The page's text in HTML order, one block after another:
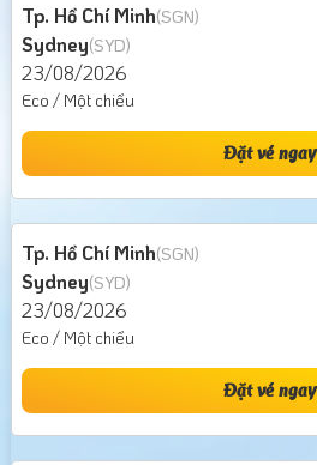
Tp. Hồ Chí Minh(SGN)
Sydney(SYD)
23/08/2026
Eco / Một chiều
Đặt vé ngay
Tp. Hồ Chí Minh(SGN)
Sydney(SYD)
23/08/2026
Eco / Một chiều
Đặt vé ngay